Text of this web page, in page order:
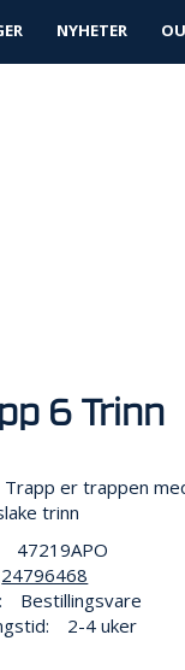
Logg inn
NYHETER
6 Trinn
Trapp er trappen
trinn
47219APO
24796468
Bestillingsvare
2-4 uker